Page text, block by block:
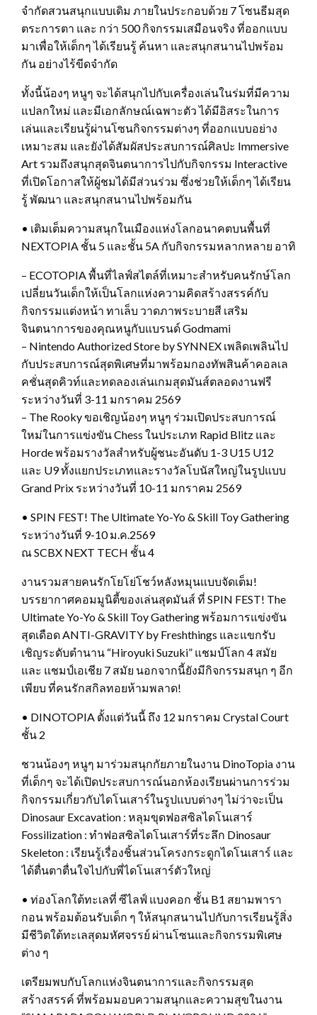
จำกัดสวนสนุกแบบเดิม ภายในประกอบด้วย 7 โซนธีมสุด
ตระการตา และ กว่า 500 กิจกรรมเสมือนจริง ที่ออกแบบ
มาเพื่อให้เด็กๆ ได้เรียนรู้ ค้นหา และสนุกสนานไปพร้อม
กัน อย่างไร้ขีดจำกัด
ทั้งนี้น้องๆ หนูๆ จะได้สนุกไปกับเครื่องเล่นในร่มที่มีความ
แปลกใหม่ และมีเอกลักษณ์เฉพาะตัว ได้มีอิสระในการ
เล่นและเรียนรู้ผ่านโซนกิจกรรมต่างๆ ที่ออกแบบอย่าง
เหมาะสม และยังได้สัมผัสประสบการณ์ศิลปะ Immersive
Art รวมถึงสนุกสุดจินตนาการไปกับกิจกรรม Interactive
ที่เปิดโอกาสให้ผู้ชมได้มีส่วนร่วม ซึ่งช่วยให้เด็กๆ ได้เรียน
รู้ พัฒนา และสนุกสนานไปพร้อมกัน
• เติมเต็มความสนุกในเมืองแห่งโลกอนาคตบนพื้นที่
NEXTOPIA ชั้น 5 และชั้น 5A กับกิจกรรมหลากหลาย อาทิ
– ECOTOPIA พื้นที่ไลฟ์สไตล์ที่เหมาะสำหรับคนรักษ์โลก
เปลี่ยนวันเด็กให้เป็นโลกแห่งความคิดสร้างสรรค์กับ
กิจกรรมแต่งหน้า ทาเล็บ วาดภาพระบายสี เสริม
จินตนาการของคุณหนูกับแบรนด์ Godmami
– Nintendo Authorized Store by SYNNEX เพลิดเพลินไป
กับประสบการณ์สุดพิเศษที่มาพร้อมกองทัพสินค้าคอลเล
คชั่นสุดคิวท์และทดลองเล่นเกมสุดมันส์ตลอดงานฟรี
ระหว่างวันที่ 3-11 มกราคม 2569
– The Rooky ขอเชิญน้องๆ หนูๆ ร่วมเปิดประสบการณ์
ใหม่ในการแข่งขัน Chess ในประเภท Rapid Blitz และ
Horde พร้อมรางวัลสำหรับผู้ชนะอันดับ 1-3 U15 U12
และ U9 ทั้งแยกประเภทและรางวัลโบนัสใหญ่ในรูปแบบ
Grand Prix ระหว่างวันที่ 10-11 มกราคม 2569
• SPIN FEST! The Ultimate Yo-Yo & Skill Toy Gathering
ระหว่างวันที่ 9-10 ม.ค.2569
ณ SCBX NEXT TECH ชั้น 4
งานรวมสายคนรักโยโย่โชว์หลังหมุนแบบจัดเต็ม!
บรรยากาศคอมมูนิตี้ของเล่นสุดมันส์ ที่ SPIN FEST! The
Ultimate Yo-Yo & Skill Toy Gathering พร้อมการแข่งขัน
สุดเดือด ANTI-GRAVITY by Freshthings และแขกรับ
เชิญระดับตำนาน “Hiroyuki Suzuki” แชมป์โลก 4 สมัย
และ แชมป์เอเชีย 7 สมัย นอกจากนี้ยังมีกิจกรรมสนุก ๆ อีก
เพียบ ที่คนรักสกิลทอยห้ามพลาด!
• DINOTOPIA ตั้งแต่วันนี้ ถึง 12 มกราคม Crystal Court
ชั้น 2
ชวนน้องๆ หนูๆ มาร่วมสนุกกัยภายในงาน DinoTopia งาน
ที่เด็กๆ จะได้เปิดประสบการณ์นอกห้องเรียนผ่านการร่วม
กิจกรรมเกี่ยวกับไดโนเสาร์ในรูปแบบต่างๆ ไม่ว่าจะเป็น
Dinosaur Excavation : หลุมขุดฟอสซิลไดโนเสาร์
Fossilization : ทำฟอสซิลไดโนเสาร์ที่ระลึก Dinosaur
Skeleton : เรียนรู้เรื่องชิ้นส่วนโครงกระดูกไดโนเสาร์ เเละ
ได้ตื่นตาตื่นใจไปกับพี่ไดโนเสาร์ตัวใหญ่
• ท่องโลกใต้ทะเลที่ ซีไลฟ์ แบงคอก ชั้น B1 สยามพารา
กอน พร้อมต้อนรับเด็ก ๆ ให้สนุกสนานไปกับการเรียนรู้สิ่ง
มีชีวิตใต้ทะเลสุดมหัศจรรย์ ผ่านโซนและกิจกรรมพิเศษ
ต่าง ๆ
เตรียมพบกับโลกแห่งจินตนาการและกิจกรรมสุด
สร้างสรรค์ ที่พร้อมมอบความสนุกและความสุขในงาน